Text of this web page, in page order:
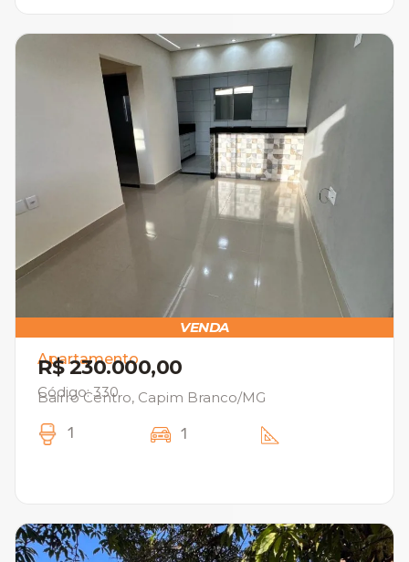
VENDA
Apartamento
R$ 230.000,00
Código: 330
Bairro Centro, Capim Branco/MG
1 1